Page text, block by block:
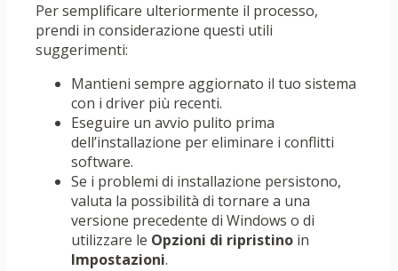
Per semplificare ulteriormente il processo,
prendi in considerazione questi utili
suggerimenti:
Mantieni sempre aggiornato il tuo sistema
con i driver più recenti.
Eseguire un avvio pulito prima
dell’installazione per eliminare i conflitti
software.
Se i problemi di installazione persistono,
valuta la possibilità di tornare a una
versione precedente di Windows o di
utilizzare le Opzioni di ripristino in
Impostazioni.